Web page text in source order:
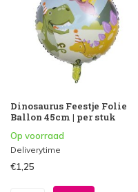
Dinosaurus Feestje Folie
Ballon 45cm | per stuk
Op voorraad
Deliverytime
€1,25